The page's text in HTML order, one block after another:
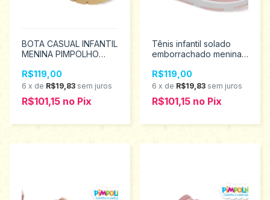
BOTA CASUAL INFANTIL
MENINA PIMPOLHO
0130069
R$119,00
6 x de R$19,83 sem juros
R$101,15 no Pix
Tênis infantil solado
emborrachado menina
ao 27 0130448
R$119,00
6 x de R$19,83 sem juros
R$101,15 no Pix